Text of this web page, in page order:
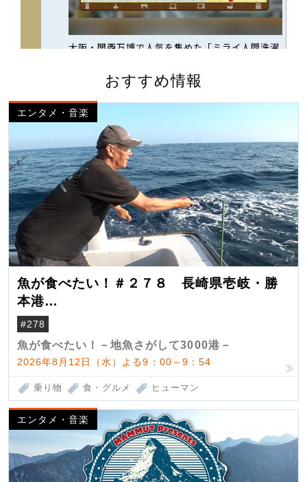
おすすめ情報
エンタメ・音楽
魚が食べたい！＃２７８ 長崎県壱岐・勝
本港
（クロマグロ）
#278
魚が食べたい！－地魚さがして3000港－
2026年8月12日（水）よる9：00～9：54
乗り物 食・グルメ ヒューマン
エンタメ・音楽